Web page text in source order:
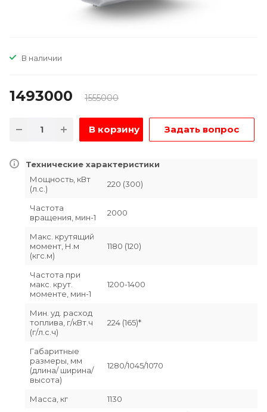
В наличии
1493000 1555000
В корзину Задать вопрос
Технические характеристики
Мощность, кВт
(л.с.)
220 (300)
Частота
вращения, мин-1
2000
Макс. крутящий
момент, Н.м
(кгс.м)
1180 (120)
Частота при
макс. крут.
моменте, мин-1
1200-1400
Мин. уд. расход
топлива, г/кВт.ч
(г/л.с.ч)
224 (165)*
Габаритные
размеры, мм
(длина/ ширина/
высота)
1280/1045/1070
Масса, кг 1130